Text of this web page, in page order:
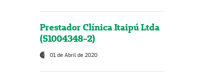
Prestador Clínica Itaipú Ltda
(51004348-2)
01 de Abril de 2020